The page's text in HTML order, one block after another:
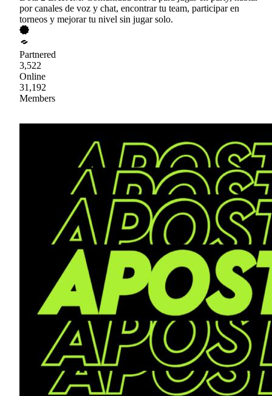
por canales de voz y chat, encontrar tu team, participar en
torneos y mejorar tu nivel sin jugar solo.
Partnered
3,522
Online
31,192
Members